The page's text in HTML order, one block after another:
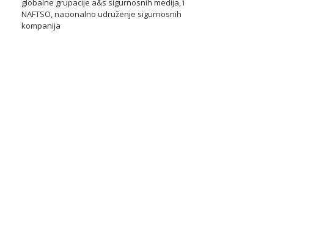
globalne grupacije a&s sigurnosnih medija, i
NAFTSO, nacionalno udruženje sigurnosnih
kompanija